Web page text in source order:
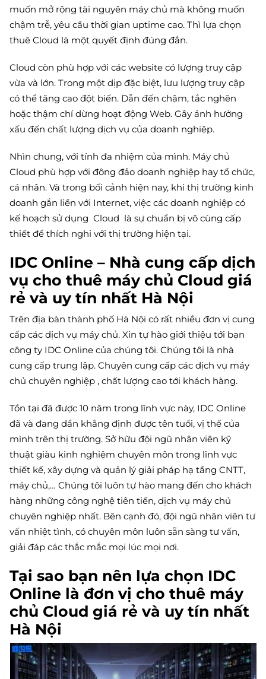
muốn mở rộng tài nguyên máy chủ mà không muốn
chậm trễ, yêu cầu thời gian uptime cao. Thì lựa chọn
thuê Cloud là một quyết định đúng đắn.
Cloud còn phù hợp với các website có lượng truy cập
vừa và lớn. Trong một dịp đặc biệt, lưu lượng truy cập
có thể tăng cao đột biến. Dẫn đến chậm, tắc nghẽn
hoặc thậm chí dừng hoạt động Web. Gây ảnh hưởng
xấu đến chất lượng dịch vụ của doanh nghiệp.
Nhìn chung, với tính đa nhiệm của mình. Máy chủ
Cloud phù hợp với đông đảo doanh nghiệp hay tổ chức,
cá nhân. Và trong bối cảnh hiện nay, khi thị trường kinh
doanh gắn liền với Internet, việc các doanh nghiệp có
kế hoạch sử dụng Cloud là sự chuẩn bị vô cùng cấp
thiết để thích nghi với thị trường hiện tại.
IDC Online – Nhà cung cấp dịch
vụ cho thuê máy chủ Cloud giá
rẻ và uy tín nhất Hà Nội
Trên địa bàn thành phố Hà Nội có rất nhiều đơn vị cung
cấp các dịch vụ máy chủ. Xin tự hào giới thiệu tới bạn
công ty IDC Online của chúng tôi. Chúng tôi là nhà
cung cấp trung lập. Chuyên cung cấp các dịch vụ máy
chủ chuyên nghiệp , chất lượng cao tới khách hàng.
Tồn tại đã được 10 năm trong lĩnh vực này, IDC Online
đã và đang dần khẳng định được tên tuổi, vị thế của
mình trên thị trường. Sở hữu đội ngũ nhân viên kỹ
thuật giàu kinh nghiệm chuyên môn trong lĩnh vực
thiết kế, xây dựng và quản lý giải pháp hạ tầng CNTT,
máy chủ,… Chúng tôi luôn tự hào mang đến cho khách
hàng những công nghệ tiên tiến, dịch vụ máy chủ
chuyên nghiệp nhất. Bên cạnh đó, đội ngũ nhân viên tư
vấn nhiệt tình, có chuyên môn luôn sẵn sàng tư vấn,
giải đáp các thắc mắc mọi lúc mọi nơi.
Tại sao bạn nên lựa chọn IDC
Online là đơn vị cho thuê máy
chủ Cloud giá rẻ và uy tín nhất
Hà Nội